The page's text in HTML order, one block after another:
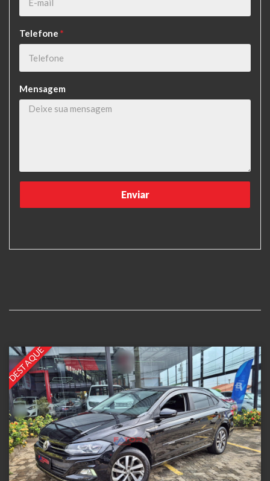
Telefone *
Mensagem
DESTAQUE